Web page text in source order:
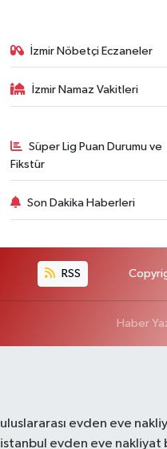
İzmir Nöbetçi Eczaneler
İzmir Namaz Vakitleri
Süper Lig Puan Durumu ve
Fikstür
Son Dakika Haberleri
RSS
Haber
uluslararası evden eve
istanbul evden eve nakliyat